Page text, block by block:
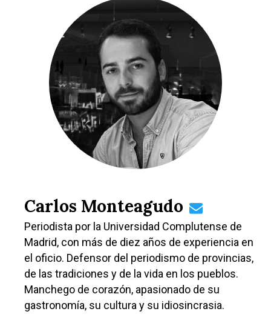
Carlos Monteagudo
Periodista por la Universidad Complutense de
Madrid, con más de diez años de experiencia en
el oficio. Defensor del periodismo de provincias,
de las tradiciones y de la vida en los pueblos.
Manchego de corazón, apasionado de su
gastronomía, su cultura y su idiosincrasia.